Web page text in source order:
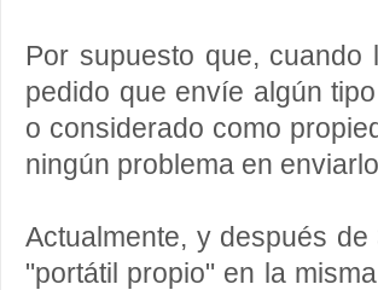
Por supuesto que,
pedido que envíe algún
o considerado como
ningún problema en
Actualmente, y después
"portátil propio" en la